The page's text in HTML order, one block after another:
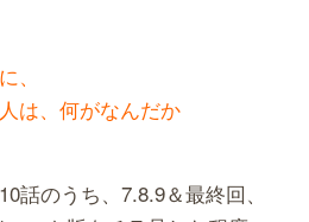
、
は、何がなんだか
話のうち、7.8.9＆最終回、